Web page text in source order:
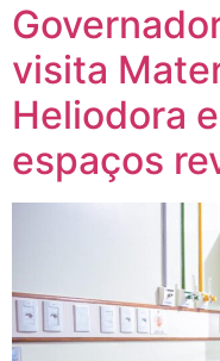
visita
Heliodora
espaços